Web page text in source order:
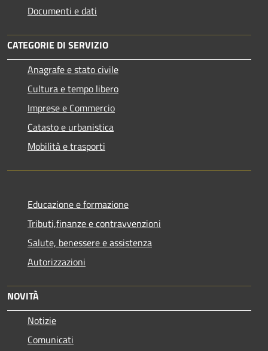
Documenti e dati
CATEGORIE DI SERVIZIO
Anagrafe e stato civile
Cultura e tempo libero
Imprese e Commercio
Catasto e urbanistica
Mobilità e trasporti
Educazione e formazione
Tributi,finanze e contravvenzioni
Salute, benessere e assistenza
Autorizzazioni
NOVITÀ
Notizie
Comunicati